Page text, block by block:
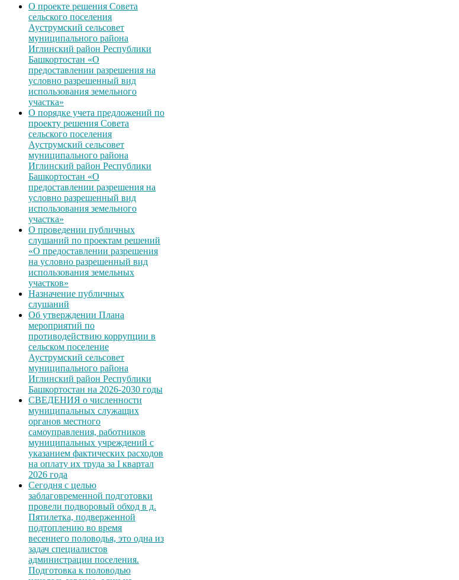
О проекте решения Совета
сельского поселения
Ауструмский сельсовет
муниципального района
Иглинский район Республики
Башкортостан «О
предоставлении разрешения на
условно разрешенный вид
использования земельного
участка»
О порядке учета предложений по
проекту решения Совета
сельского поселения
Ауструмский сельсовет
муниципального района
Иглинский район Республики
Башкортостан «О
предоставлении разрешения на
условно разрешенный вид
использования земельного
участка»
О проведении публичных
слушаний по проектам решений
«О предоставлении разрешения
на условно разрешенный вид
использования земельных
участков»
Назначение публичных
слушаний
Об утверждении Плана
мероприятий по
противодействию коррупции в
сельском поселение
Ауструмский сельсовет
муниципального района
Иглинский район Республики
Башкортостан на 2026-2030 годы
СВЕДЕНИЯ о численности
муниципальных служащих
органов местного
самоуправления, работников
муниципальных учреждений с
указанием фактических расходов
на оплату их труда за I квартал
2026 года
Сегодня с целью
заблаговременной подготовки
провели подворовый обход в д.
Пятилетка, подверженной
подтоплению во время
весеннего половодья, это одна из
задач специалистов
администрации поселения.
Подготовка к половодью